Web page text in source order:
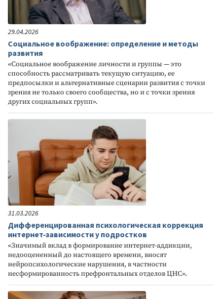
29.04.2026
Социальное воображение: определение и методы
развития
«Социальное воображение личности и группы — это
способность рассматривать текущую ситуацию, ее
предпосылки и альтернативные сценарии развития с точки
зрения не только своего сообщества, но и с точки зрения
других социальных групп».
31.03.2026
Дифференцированная психологическая коррекция
интернет-зависимости у подростков
«Значимый вклад в формирование интернет-аддикции,
недооцененный до настоящего времени, вносят
нейропсихологические нарушения, в частности
несформированность префронтальных отделов ЦНС».